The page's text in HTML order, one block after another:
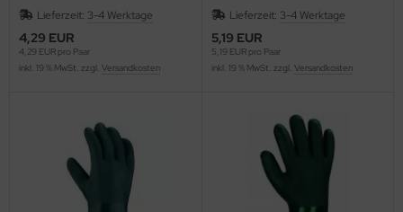
Lieferzeit: 3-4 Werktage
4,29 EUR
4,29 EUR pro Paar
inkl. 19 % MwSt. zzgl. Versandkosten
Lieferzeit: 3-4 Werktage
5,19 EUR
5,19 EUR pro Paar
inkl. 19 % MwSt. zzgl. Versandkosten